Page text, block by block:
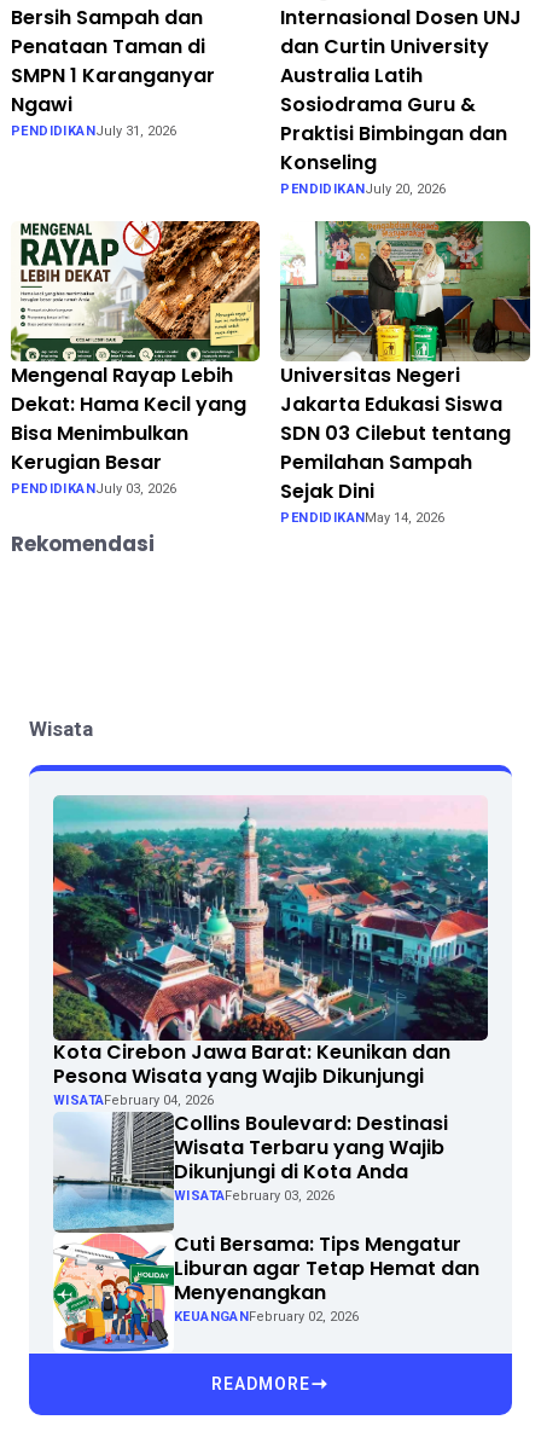
Bersih Sampah dan
Penataan Taman di
SMPN 1 Karanganyar
Ngawi
PENDIDIKANJuly 31, 2026
Internasional Dosen UNJ
dan Curtin University
Australia Latih
Sosiodrama Guru &
Praktisi Bimbingan dan
Konseling
PENDIDIKANJuly 20, 2026
Mengenal Rayap Lebih
Dekat: Hama Kecil yang
Bisa Menimbulkan
Kerugian Besar
PENDIDIKAN July 03, 2026
Universitas Negeri
Jakarta Edukasi Siswa
SDN 03 Cilebut tentang
Pemilahan Sampah
Sejak Dini
PENDIDIKAN May 14, 2026
Rekomendasi
Wisata
Kota Cirebon Jawa Barat: Keunikan dan
Pesona Wisata yang Wajib Dikunjungi
WISATAFebruary 04, 2026
Collins Boulevard: Destinasi
Wisata Terbaru yang Wajib
Dikunjungi di Kota Anda
WISATAFebruary 03, 2026
Cuti Bersama: Tips Mengatur
Liburan agar Tetap Hemat dan
Menyenangkan
KEUANGANFebruary 02, 2026
READMORE